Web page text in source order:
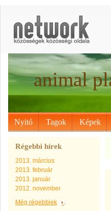
animal
Nyitó Tagok Képek
Régebbi hírek
2013. március
2013. február
2013. január
2012. november
Még régebbiek